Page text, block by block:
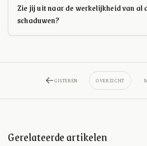
Zie jij uit naar de werkelijkheid van al
schaduwen?
GISTEREN OVERZICHT
Gerelateerde artikelen